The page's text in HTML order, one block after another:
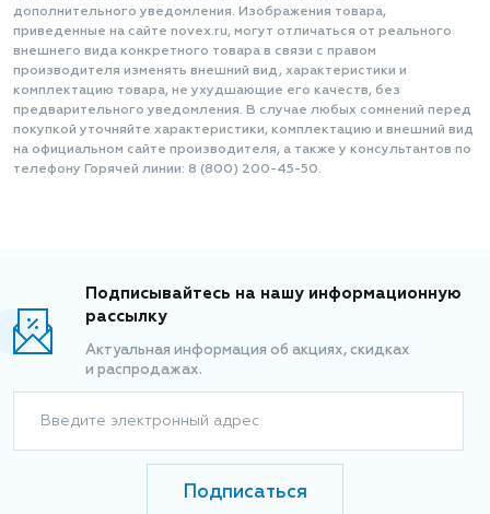
дополнительного уведомления. Изображения товара,
приведенные на сайте novex.ru, могут отличаться от реального
внешнего вида конкретного товара в связи с правом
производителя изменять внешний вид, характеристики и
комплектацию товара, не ухудшающие его качеств, без
предварительного уведомления. В случае любых сомнений перед
покупкой уточняйте характеристики, комплектацию и внешний вид
на официальном сайте производителя, а также у консультантов по
телефону Горячей линии: 8 (800) 200-45-50.
Подписывайтесь на нашу информационную
рассылку
Актуальная информация об акциях, скидках
и распродажах.
Введите электронный адрес
Подписаться